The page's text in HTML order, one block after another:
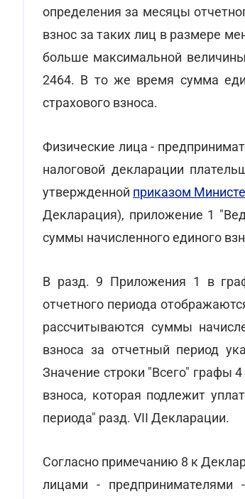
определения за месяцы
взнос за таких лиц в размере
больше максимальной
2464. В то же время сумма
страхового взноса.
Физические лица -
налоговой декларации
утвержденной приказом
Декларация), приложение 1
суммы начисленного единого
В разд. 9 Приложения 1 в
отчетного периода
рассчитываются суммы
взноса за отчетный период
Значение строки "Всего" графы
взноса, которая подлежит
периода" разд. VII Декларации.
Согласно примечанию 8 к
лицами - предпринимателями